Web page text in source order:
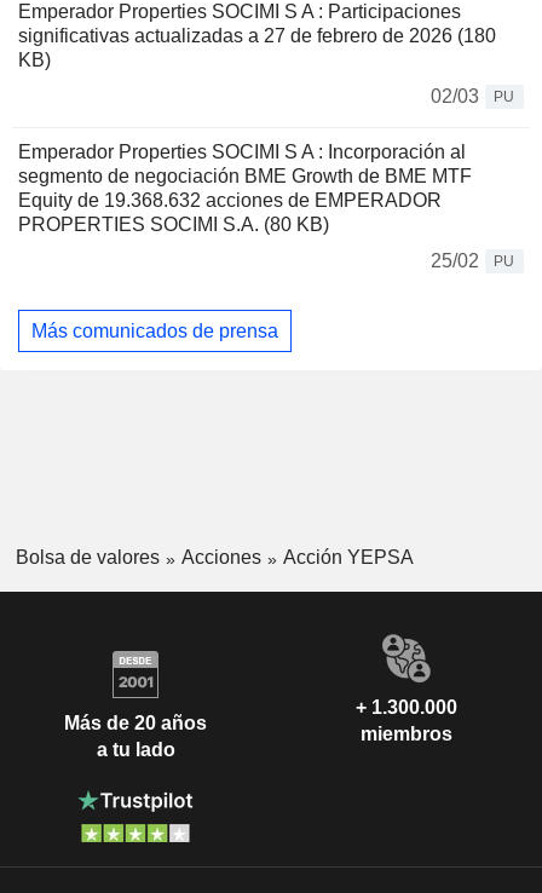
Emperador Properties SOCIMI S A : Participaciones
significativas actualizadas a 27 de febrero de 2026 (180
KB)
02/03
PU
Emperador Properties SOCIMI S A : Incorporación al
segmento de negociación BME Growth de BME MTF
Equity de 19.368.632 acciones de EMPERADOR
PROPERTIES SOCIMI S.A. (80 KB)
25/02
PU
Más comunicados de prensa
Bolsa de valores Acciones Acción YEPSA
Más de 20 años
a tu lado
+ 1.300.000
miembros